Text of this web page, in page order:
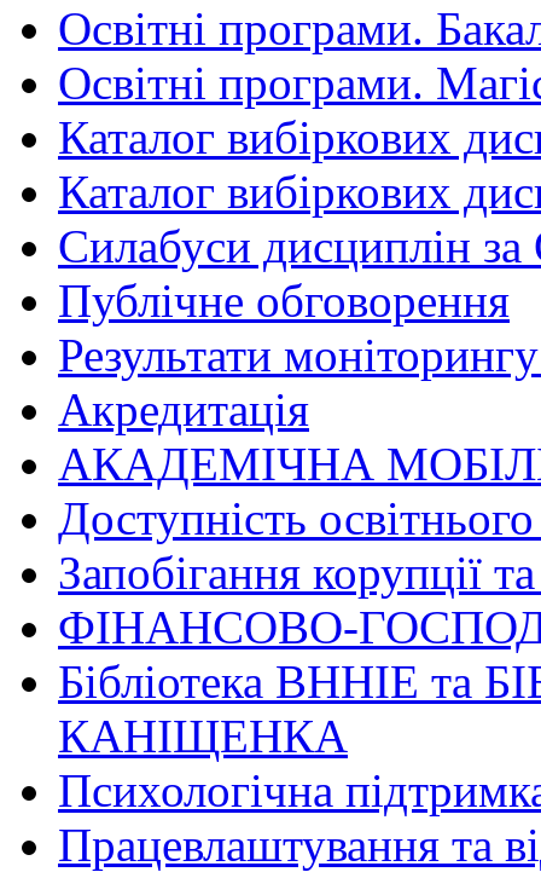
Освітні програми.
Освітні програми.
Каталог вибіркових
Каталог вибіркових
Силабуси дисциплін
Публічне обговорення
Результати
Акредитація
АКАДЕМІЧНА
Доступність
Запобігання корупції
ФІНАНСОВО-
Бібліотека ВННІЕ та
КАНІЩЕНКА
Психологічна
Працевлаштування та